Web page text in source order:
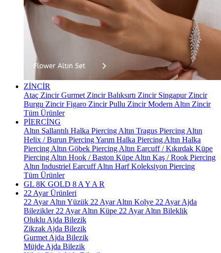
ZİNCİR
Ataç ZincirGurmet ZincirBalıksırtı Zincir Singapur Zincir
Burgu ZincirFigaro ZincirPullu ZincirModern Altın Zincir
Tüm Ürünler
PİERCİNG
Altın Sallantılı Halka Piercing Altın Tragus Piercing Altın
Helix / Burun PiercingYarım Halka Piercing Altın Halka
Piercing Altın Göbek Piercing Altın Earcuff / Kıkırdak Küpe
Piercing Altın Hook / Baston Küpe Altın Kaş / Rook Piercing
Altın Industriel EarcuffAltın Harf Koleksiyon Piercing
Tüm Ürünler
GL 8K GOLD 8 A Y A R
22 Ayar Ürünleri
22 Ayar Altın Yüzük 22 Ayar Altın Kolye 22 Ayar Ajda
Bilezikler 22 Ayar Altın Küpe 22 Ayar Altın Bileklik
Oluklu Ajda Bilezik
Zikzak Ajda Bilezik
Gurmet Ajda Bilezik
Müjde Ajda Bilezik